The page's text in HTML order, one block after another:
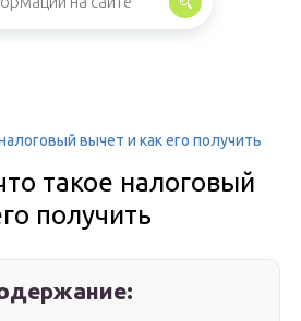
вычет и как его получить
такое налоговый
получить